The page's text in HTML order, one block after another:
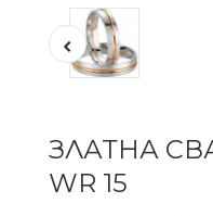
ЗЛАТНА
WR 15